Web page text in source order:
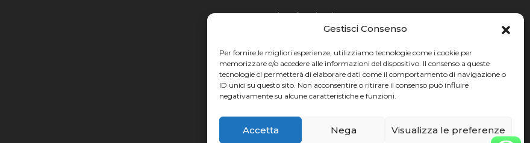
Gestisci Consenso
Per fornire le migliori esperienze, utilizziamo tecnologie come i cookie per
memorizzare e/o accedere alle informazioni del dispositivo. Il consenso a queste
tecnologie ci permetterà di elaborare dati come il comportamento di navigazione o
ID unici su questo sito. Non acconsentire o ritirare il consenso può influire
negativamente su alcune caratteristiche e funzioni.
Accetta Nega Visualizza le preferenze
Scouting fornitori
Particolari
Raccoglitori di Fine
Linea